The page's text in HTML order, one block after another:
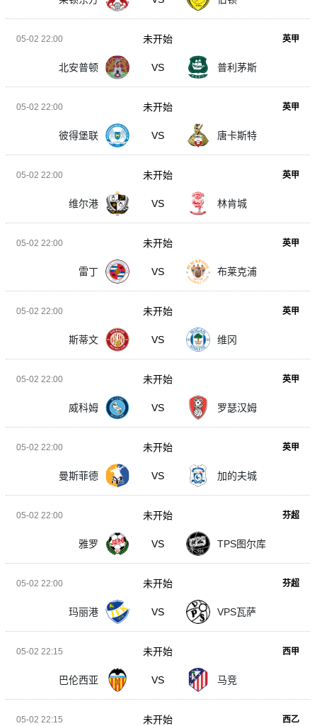
05-02 22:00 英甲
北安普顿 VS 普利茅斯
未开始
05-02 22:00 英甲
彼得堡联 VS 唐卡斯特
未开始
05-02 22:00 英甲
维尔港 VS 林肯城
未开始
05-02 22:00 英甲
雷丁 VS 布莱克浦
未开始
05-02 22:00 英甲
斯蒂文 VS 维冈
未开始
05-02 22:00 英甲
威科姆 VS 罗瑟汉姆
未开始
05-02 22:00 英甲
曼斯菲德 VS 加的夫城
未开始
05-02 22:00 芬超
雅罗 VS TPS图尔库
未开始
05-02 22:00 芬超
玛丽港 VS VPS瓦萨
未开始
05-02 22:15 西甲
巴伦西亚 VS 马竞
未开始
05-02 22:15 西乙
未开始